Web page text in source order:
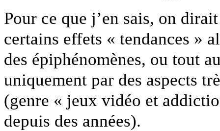
Pour ce que j’en sais, on
certains effets « tendances »
des épiphénomènes, ou tout
uniquement par des aspects
(genre « jeux vidéo et
depuis des années).